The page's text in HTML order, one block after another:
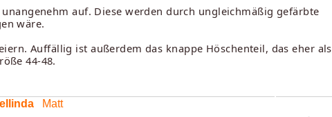
auf. Diese werden durch ungleichmäßig gefärbte
wäre.
Auffällig ist außerdem das knappe Höschenteil, das eher als
44-48.
Matt